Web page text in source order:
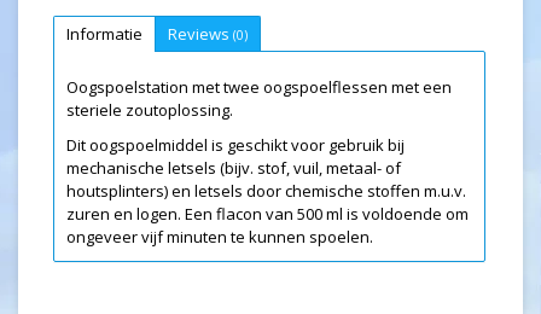
Informatie Reviews (0)
Oogspoelstation met twee oogspoelflessen met een
steriele zoutoplossing.
Dit oogspoelmiddel is geschikt voor gebruik bij
mechanische letsels (bijv. stof, vuil, metaal- of
houtsplinters) en letsels door chemische stoffen m.u.v.
zuren en logen. Een flacon van 500 ml is voldoende om
ongeveer vijf minuten te kunnen spoelen.